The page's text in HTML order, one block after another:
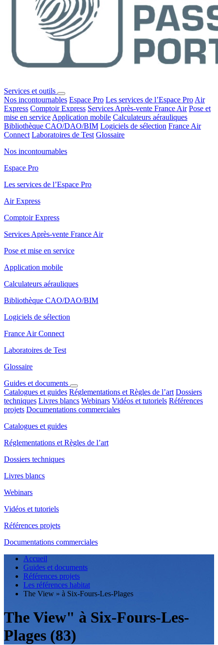
Services et outils
Nos incontournables Espace Pro Les services de l’Espace Pro Air
Express Comptoir Express Services Après-vente France Air Pose et
mise en service Application mobile Calculateurs aérauliques
Bibliothèque CAO/DAO/BIM Logiciels de sélection France Air
Connect Laboratoires de Test Glossaire
Nos incontournables
Espace Pro
Les services de l’Espace Pro
Air Express
Comptoir Express
Services Après-vente France Air
Pose et mise en service
Application mobile
Calculateurs aérauliques
Bibliothèque CAO/DAO/BIM
Logiciels de sélection
France Air Connect
Laboratoires de Test
Glossaire
Guides et documents
Catalogues et guides Réglementations et Règles de l’art Dossiers
techniques Livres blancs Webinars Vidéos et tutoriels Références
projets Documentations commerciales
Catalogues et guides
Réglementations et Règles de l’art
Dossiers techniques
Livres blancs
Webinars
Vidéos et tutoriels
Références projets
Documentations commerciales
Accueil
Guides et documents
Références projets
Les références habitat
The View » à Six-Fours-Les-Plages
The View" à Six-Fours-Les-
Plages (83)